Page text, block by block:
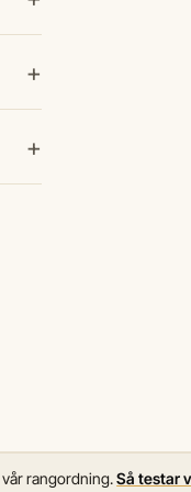
+
+
vår rangordning.Så testar